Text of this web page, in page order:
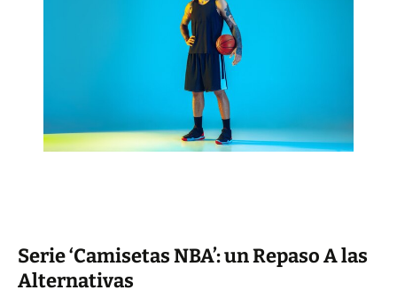
Serie ‘Camisetas NBA’: un Repaso A las
Alternativas